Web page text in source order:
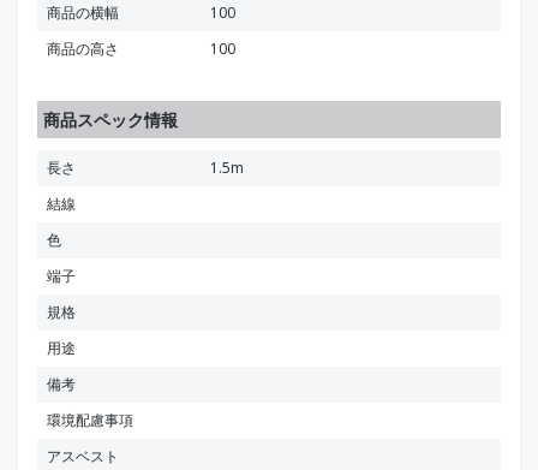
商品の横幅
100
商品の高さ
100
商品スペック情報
長さ
1.5m
結線
色
端子
規格
用途
備考
環境配慮事項
アスベスト